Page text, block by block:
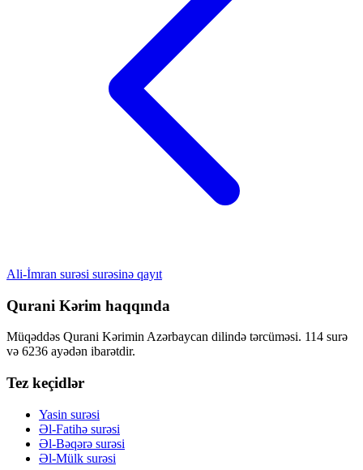
Ali-İmran surəsi surəsinə qayıt
Qurani Kərim haqqında
Müqəddəs Qurani Kərimin Azərbaycan dilində tərcüməsi. 114 surə
və 6236 ayədən ibarətdir.
Tez keçidlər
Yasin surəsi
Əl-Fatihə surəsi
Əl-Bəqərə surəsi
Əl-Mülk surəsi